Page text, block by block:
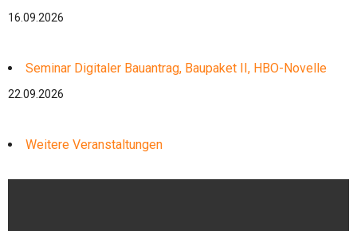
16.09.2026
Seminar Digitaler Bauantrag, Baupaket II, HBO-Novelle
22.09.2026
Weitere Veranstaltungen